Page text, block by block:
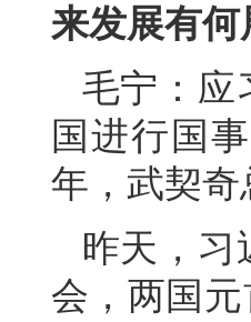
来发展有何
毛宁：应
国进行国
年，武契
昨天，习
会，两国